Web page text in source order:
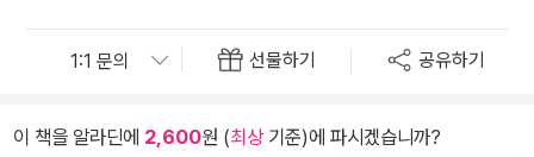
선물하기 공유하기
이 책을 알라딘에 2,600원 (최상기준)에 파시겠습니까?